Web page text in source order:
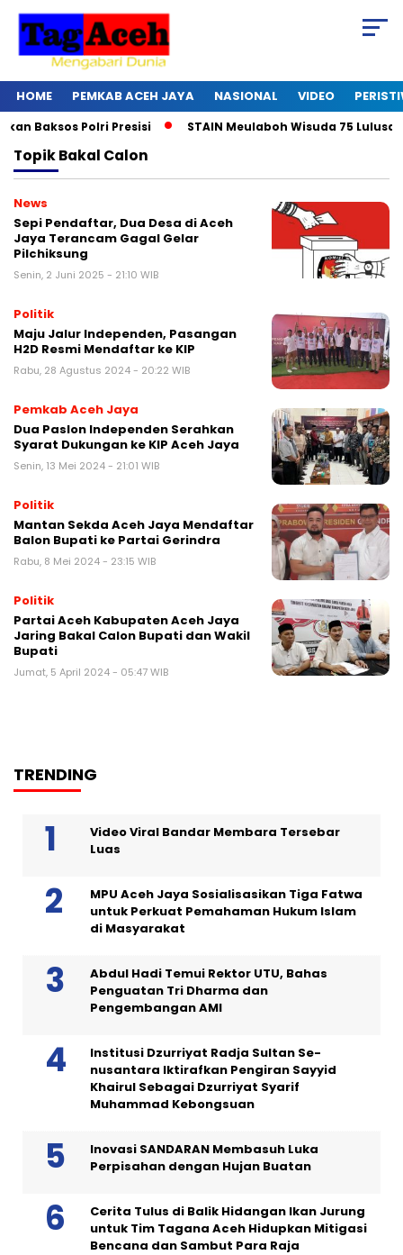
HOME PEMKAB ACEH JAYA NASIONAL VIDEO
Baksos Polri Presisi STAIN Meulaboh Wisuda 75 Lulusan
TopikBakal Calon
News
Sepi Pendaftar, Dua Desa di Aceh
Jaya Terancam Gagal Gelar
Pilchiksung
Senin, 2 Juni 2025 - 21:10 WIB
Politik
Maju Jalur Independen, Pasangan
H2D Resmi Mendaftar ke KIP
Rabu, 28 Agustus 2024 - 20:22 WIB
Pemkab Aceh Jaya
Dua Paslon Independen Serahkan
Syarat Dukungan ke KIP Aceh Jaya
Senin, 13 Mei 2024 - 21:01 WIB
Politik
Mantan Sekda Aceh Jaya Mendaftar
Balon Bupati ke Partai Gerindra
Rabu, 8 Mei 2024 - 23:15 WIB
Politik
Partai Aceh Kabupaten Aceh Jaya
Jaring Bakal Calon Bupati dan Wakil
Bupati
Jumat, 5 April 2024 - 05:47 WIB
TRENDING
Video Viral Bandar Membara Tersebar
Luas
MPU Aceh Jaya Sosialisasikan Tiga Fatwa
untuk Perkuat Pemahaman Hukum Islam
di Masyarakat
Abdul Hadi Temui Rektor UTU, Bahas
Penguatan Tri Dharma dan
Pengembangan AMI
Institusi Dzurriyat Radja Sultan Se-
nusantara Iktirafkan Pengiran Sayyid
Khairul Sebagai Dzurriyat Syarif
Muhammad Kebongsuan
Inovasi SANDARAN Membasuh Luka
Perpisahan dengan Hujan Buatan
Cerita Tulus di Balik Hidangan Ikan Jurung
untuk Tim Tagana Aceh Hidupkan Mitigasi
Bencana dan Sambut Para Raja